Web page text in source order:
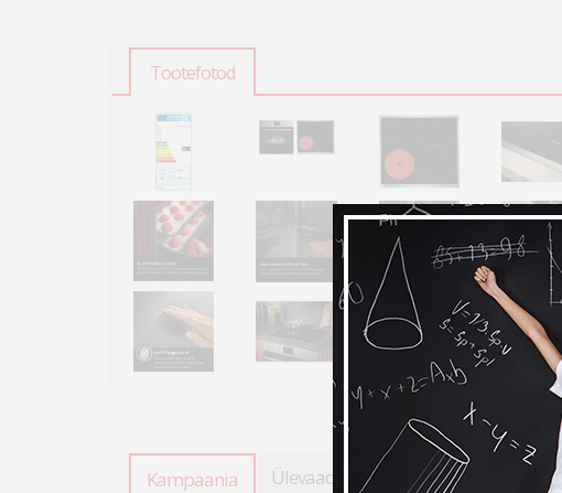
Tootefotod
Kampaania Ülevaade Tooteandmed